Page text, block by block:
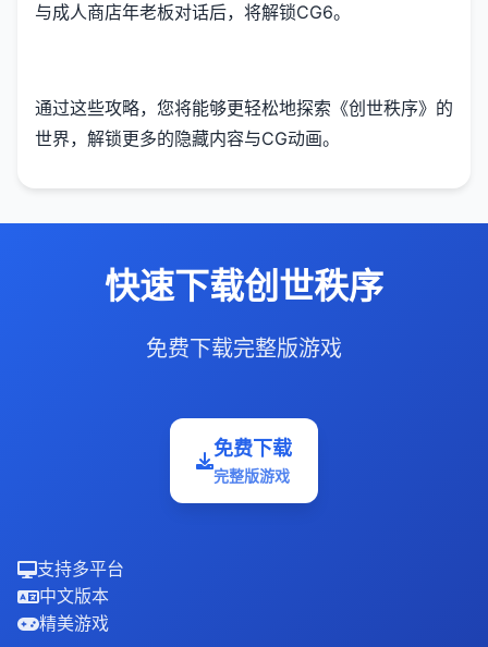
与成人商店年老板对话后，将解锁CG6。
通过这些攻略，您将能够更轻松地探索《创世秩序》的
世界，解锁更多的隐藏内容与CG动画。
快速下载创世秩序
免费下载完整版游戏
免费下载
完整版游戏
支持多平台
中文版本
精美游戏